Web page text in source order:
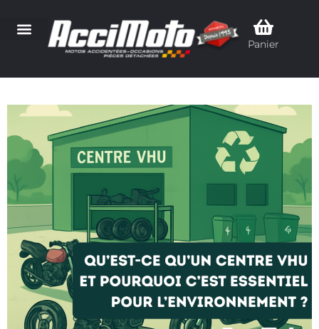
Panier